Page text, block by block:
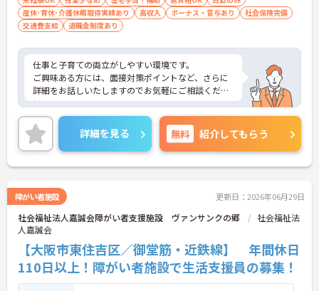
産休･育休･介護休暇取得実績あり
高収入 ボーナス・賞与あり
社会保険完備
交通費支給
退職金制度あり
仕事と子育ての両立がしやすい環境です。
ご興味ある方には、面接対策ポイントなど、さらに
詳細をお話しいたしますのでお気軽にご相談くださ
い。
詳細を見る 無料 紹介してもらう
障がい者施設 更新日：2026年06月29日
社会福祉法人嘉誠会障がい者支援施設 ヴァンサンクの郷
社会福祉法
人嘉誠会
【大阪市東住吉区／御堂筋・近鉄線】 年間休日
110日以上！障がい者施設で生活支援員の募集！